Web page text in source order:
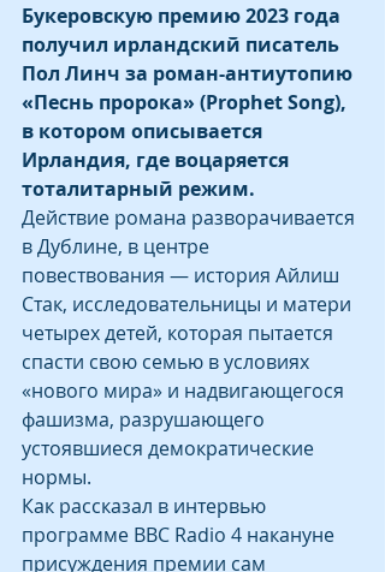
Букеровскую премию 2023 года
получил ирландский писатель
Пол Линч за роман-антиутопию
«Песнь пророка» (Prophet Song),
в котором описывается
Ирландия, где воцаряется
тоталитарный режим.
Действие романа разворачивается
в Дублине, в центре
повествования — история Айлиш
Стак, исследовательницы и матери
четырех детей, которая пытается
спасти свою семью в условиях
«нового мира» и надвигающегося
фашизма, разрушающего
устоявшиеся демократические
нормы.
Как рассказал в интервью
программе BBC Radio 4 накануне
присуждения премии сам